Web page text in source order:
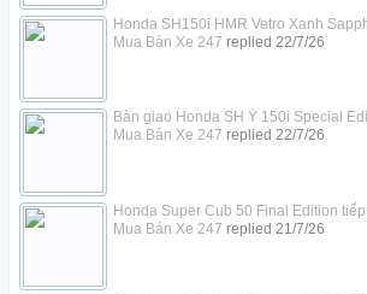
Honda SH150i HMR Vetro Xanh
Mua Bán Xe 247 replied 22/7/26
Bàn giao Honda SH Ý 150i Special
Mua Bán Xe 247 replied 22/7/26
Honda Super Cub 50 Final Edition
Mua Bán Xe 247 replied 21/7/26